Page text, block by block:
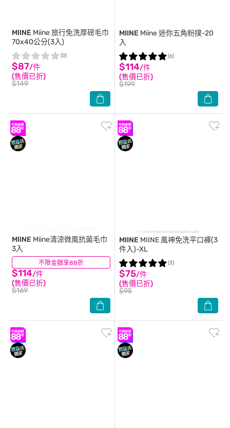
MIINE Miine 旅行免洗厚磅毛巾
70x40公分(3入)
$87/件
(售價已折)
$149
(0)
MIINE Miine 迷你五角粉撲-20
入
$114/件
(售價已折)
$199
(6)
不限金額享88折
MIINE Miine清涼微風抗菌毛巾
3入
$114/件
(售價已折)
$169
(2)
MIINE MIINE 風神免洗平口褲(3
件入)-XL
$75/件
(售價已折)
$95
(3)